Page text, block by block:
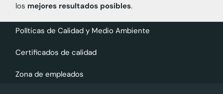
los mejores resultados posibles.
Políticas de Calidad y Medio Ambiente
Certificados de calidad
Zona de empleados